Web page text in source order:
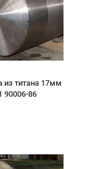
из титана 17мм
90006-86